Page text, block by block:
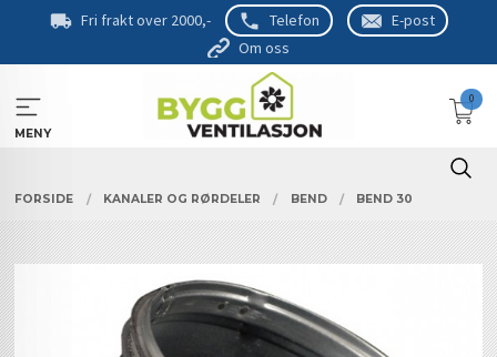
Fri frakt over 2000,- Telefon
E-post
Om oss
MENY
0
FORSIDE KANALER OG RØRDELER BEND BEND 30